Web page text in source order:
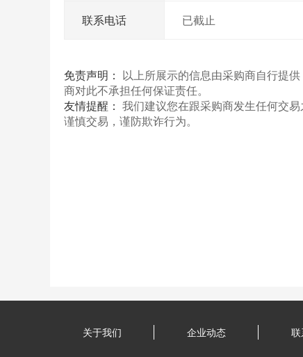
联系电话 已截止
免责声明： 以上所展示的信息由采购商自行提
商对此不承担任何保证责任。
友情提醒： 我们建议您在跟采购商发生任何交
谨慎交易，谨防欺诈行为。
关于我们 企业动态